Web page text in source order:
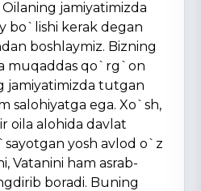
Oilaning jamiyatimizda
bo`lishi kerak degan
boshlaymiz. Bizning
muqaddas qo`rg`on
jamiyatimizda tutgan
salohiyatga ega. Xo`sh,
oila alohida davlat
yosh avlod o`z
Vatanini ham asrab-
boradi. Buning